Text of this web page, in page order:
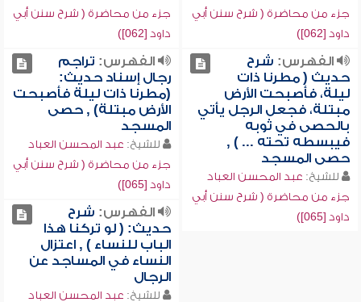
جزء من محاضرة ( شرح سنن أبي
داود [062])
جزء من محاضرة ( شرح سنن أبي
داود [062])
الفهرس: شرح
حديث ( مطرنا ذات
ليلة، فأصبحت الأرض
مبتلة، فجعل الرجل يأتي
بالحصى في ثوبه
فيبسطه تحته ... ) ,
حصى المسجد
للشيخ: عبد المحسن العباد
جزء من محاضرة ( شرح سنن أبي
داود [065])
الفهرس: تراجم
رجال إسناد حديث:
(مطرنا ذات ليلة فأصبحت
الأرض مبتلة) , حصى
المسجد
للشيخ: عبد المحسن العباد
جزء من محاضرة ( شرح سنن أبي
داود [065])
الفهرس: شرح
حديث: ( لو تركنا هذا
الباب للنساء ) , اعتزال
النساء في المساجد عن
الرجال
للشيخ: عبد المحسن العباد